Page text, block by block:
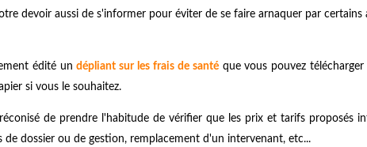
devoir aussi de s'informer pour éviter de se faire arnaquer par certains
édité undépliant sur les frais de santéque vous pouvez télécharger
si vous le souhaitez.
de prendre l'habitude de vérifier que les prix et tarifs proposés
dossier ou de gestion, remplacement d'un intervenant, etc...